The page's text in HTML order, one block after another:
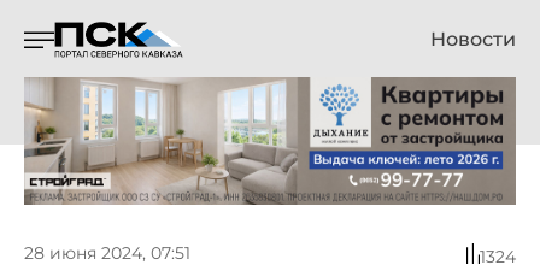
Новости
28 июня 2024, 07:51 1324